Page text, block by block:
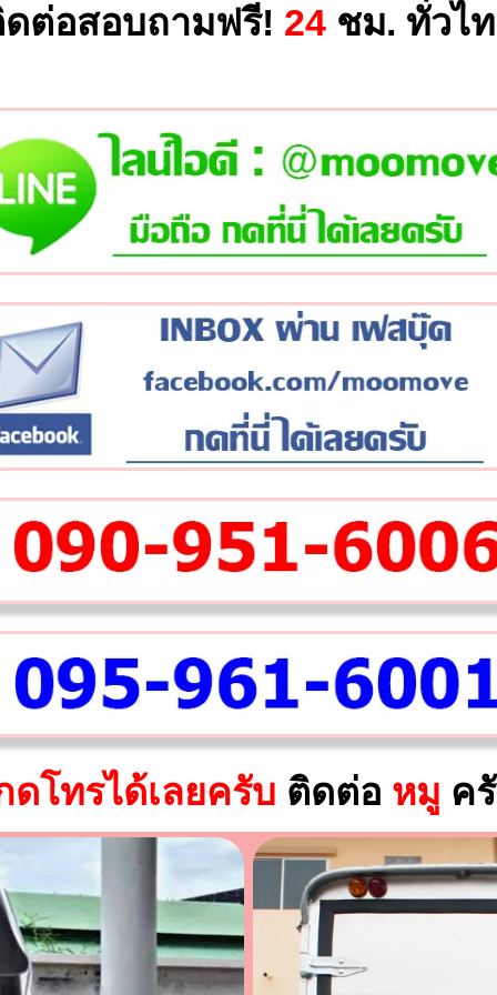
ต่อสอบถามฟรี! 24ชม. ทั่วไ
ดโทรได้เลยครับ ติดต่อ หมู ค